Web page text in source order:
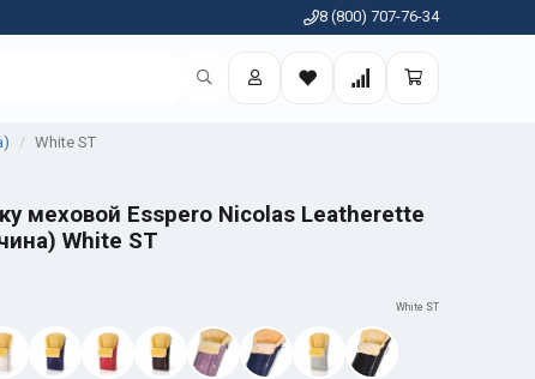
8 (800) 707-76-34
White ST
меховой Esspero Nicolas Leatherette
White ST
White ST